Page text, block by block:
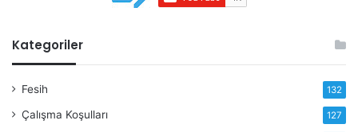
Kategoriler
Fesih 132
Çalışma Koşulları 127